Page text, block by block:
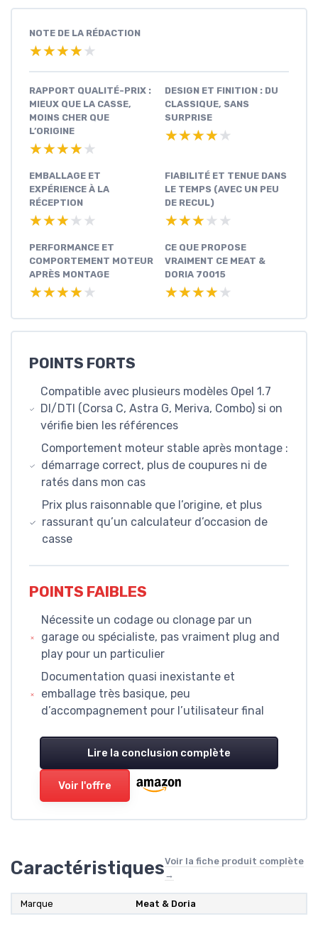
NOTE DE LA RÉDACTION
★★★★★
★★★★★
RAPPORT QUALITÉ-PRIX :
MIEUX QUE LA CASSE,
MOINS CHER QUE
L’ORIGINE
★★★★★
★★★★★
DESIGN ET FINITION : DU
CLASSIQUE, SANS
SURPRISE
★★★★★
★★★★★
EMBALLAGE ET
EXPÉRIENCE À LA
RÉCEPTION
★★★★★
★★★★★
FIABILITÉ ET TENUE DANS
LE TEMPS (AVEC UN PEU
DE RECUL)
★★★★★
★★★★★
PERFORMANCE ET
COMPORTEMENT MOTEUR
APRÈS MONTAGE
★★★★★
★★★★★
CE QUE PROPOSE
VRAIMENT CE MEAT &
DORIA 70015
★★★★★
★★★★★
POINTS FORTS
Compatible avec plusieurs modèles Opel 1.7
DI/DTI (Corsa C, Astra G, Meriva, Combo) si on
vérifie bien les références
Comportement moteur stable après montage :
démarrage correct, plus de coupures ni de
ratés dans mon cas
Prix plus raisonnable que l’origine, et plus
rassurant qu’un calculateur d’occasion de
casse
POINTS FAIBLES
Nécessite un codage ou clonage par un
garage ou spécialiste, pas vraiment plug and
play pour un particulier
Documentation quasi inexistante et
emballage très basique, peu
d’accompagnement pour l’utilisateur final
Lire la conclusion complète
Voir l'offre
CaractéristiquesVoir la fiche produit complète
→
Marque ‎Meat & Doria